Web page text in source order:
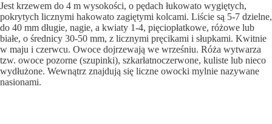
Jest krzewem do 4 m wysokości, o pędach łu­kowato wygiętych,
pokrytych licznymi hakowa­to zagiętymi kolcami. Liście są 5-7 dzielne,
do 40 mm długie, nagie, a kwiaty 1-4, pięciopłatkowe, różowe lub
białe, o średnicy 30-50 mm, z licznymi pręcikami i słupkami. Kwitnie
w maju i czerwcu. Owoce dojrzewają we wrześniu. Róża wytwarza
tzw. owoce pozorne (szupinki), szkarłatnoczerwone, kuliste lub nieco
wydłużone. Wewnątrz znajdują się liczne owocki mylnie nazywane
nasionami.